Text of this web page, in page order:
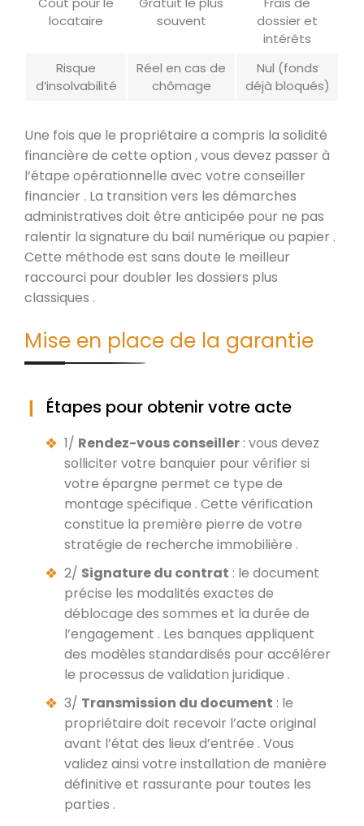
locataire
souvent
dossier et
intérêts
Risque
d’insolvabilité
Réel en cas de
chômage
Nul (fonds
déjà bloqués)
Une fois que le propriétaire a compris la solidité
financière de cette option , vous devez passer à
l’étape opérationnelle avec votre conseiller
financier . La transition vers les démarches
administratives doit être anticipée pour ne pas
ralentir la signature du bail numérique ou papier .
Cette méthode est sans doute le meilleur
raccourci pour doubler les dossiers plus
classiques .
Mise en place de la garantie
Étapes pour obtenir votre acte
1/ Rendez-vous conseiller : vous devez
solliciter votre banquier pour vérifier si
votre épargne permet ce type de
montage spécifique . Cette vérification
constitue la première pierre de votre
stratégie de recherche immobilière .
2/ Signature du contrat : le document
précise les modalités exactes de
déblocage des sommes et la durée de
l’engagement . Les banques appliquent
des modèles standardisés pour accélérer
le processus de validation juridique .
3/ Transmission du document : le
propriétaire doit recevoir l’acte original
avant l’état des lieux d’entrée . Vous
validez ainsi votre installation de manière
définitive et rassurante pour toutes les
parties .